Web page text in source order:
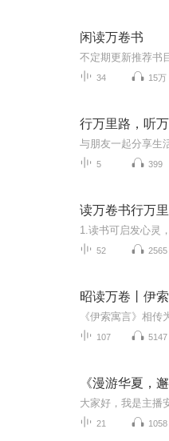
闲读万卷书
34 15万
行万里路，听
与朋友一起分享生
5 399
读万卷书行万
52 2565
昭读万卷丨伊
107 5147
《漫游华夏，
21 1058